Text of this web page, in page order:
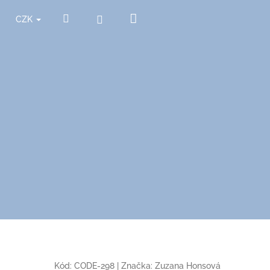
CZK Hledat Přihlášení
Kód: CODE-298 Značka: Zuzana Honsová